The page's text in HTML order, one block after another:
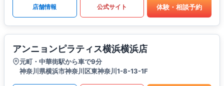
店舗情報 公式サイト 体験・相談予約
アンニョンピラティス横浜横浜店
元町・中華街駅から車で9分
神奈川県横浜市神奈川区東神奈川1-8-13-1F